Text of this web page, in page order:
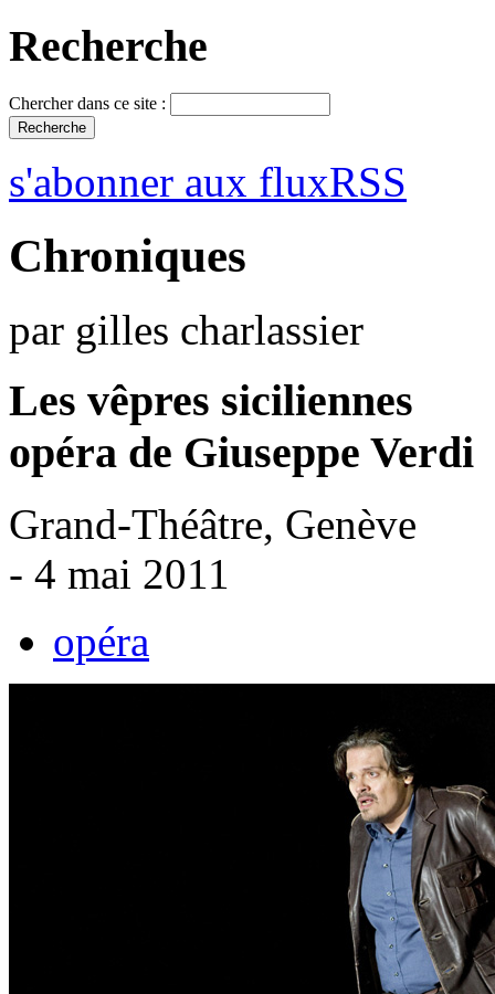
Recherche
Chercher dans ce site :
s'abonner aux fluxRSS
Chroniques
par gilles charlassier
Les vêpres siciliennes
opéra de Giuseppe Verdi
Grand-Théâtre, Genève
- 4 mai 2011
opéra